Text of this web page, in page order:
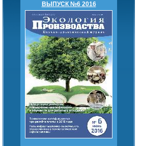
ВЫПУСК №6 2016